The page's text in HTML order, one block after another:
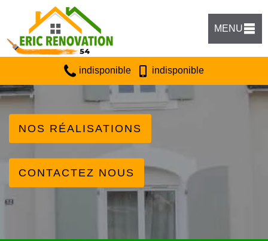
MENU
indisponible indisponible
NOS RÉALISATIONS
CONTACTEZ NOUS